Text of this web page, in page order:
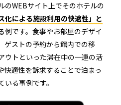
のWEBサイト上でそのホテルの
化による施設利用の快適性」と
例です。食事やお部屋のデザイ
ゲストの予約から館内での移
ウトといった滞在中の一連の活
快適性を訴求することで泊まっ
る事例です。